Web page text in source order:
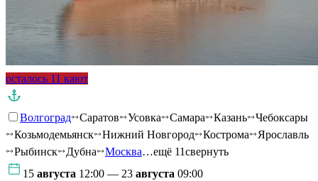
осталось 11 кают
Волгоград Саратов Усовка Самара Казань
Чебоксары
Козьмодемьянск
Нижний Новгород Кострома
Ярославль
Рыбинск
Дубна Москва…ещё 11свернуть
15 августа 12:00 — 23 августа 09:00